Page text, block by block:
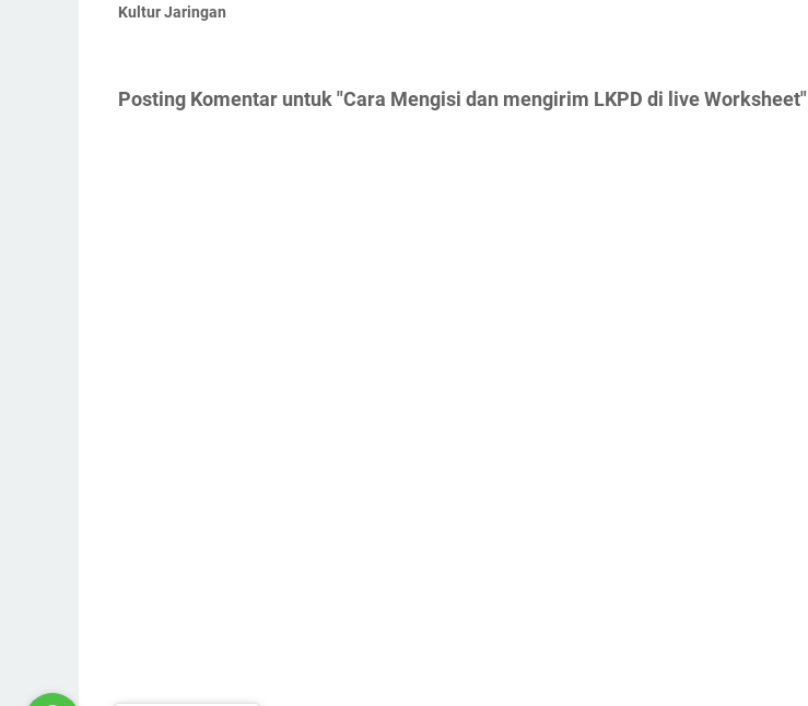
Kultur Jaringan
Posting Komentar untuk "Cara Mengisi dan mengirim LKPD di live Worksheet"